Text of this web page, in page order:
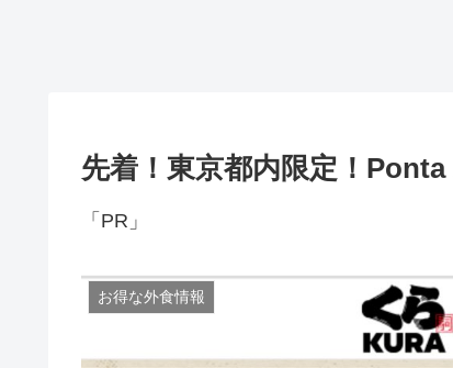
先着！東京都内限定！
「PR」
お得な外食情報